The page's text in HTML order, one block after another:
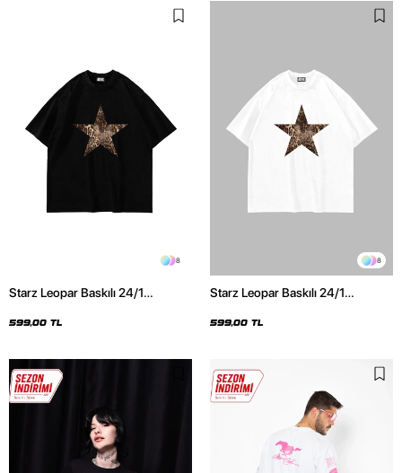
8
Starz Leopar Baskılı 24/1
599,00 TL
8
Starz Leopar Baskılı 24/1
599,00 TL